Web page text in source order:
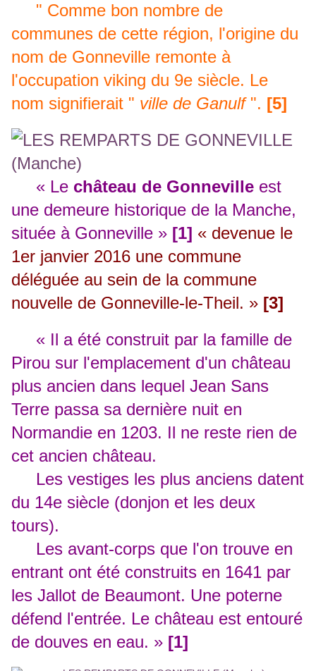
" Comme bon nombre de
communes de cette région, l'origine du
nom de Gonneville remonte à
l'occupation viking du 9e siècle. Le
nom signifierait " ville de Ganulf". [5]
« Le château de Gonneville est
une demeure historique de la Manche,
située à Gonneville » [1] « devenue le
1er janvier 2016 une commune
déléguée au sein de la commune
nouvelle de Gonneville-le-Theil. » [3]
« Il a été construit par la famille de
Pirou sur l'emplacement d'un château
plus ancien dans lequel Jean Sans
Terre passa sa dernière nuit en
Normandie en 1203. Il ne reste rien de
cet ancien château.
Les vestiges les plus anciens datent
du 14e siècle (donjon et les deux
tours).
Les avant-corps que l'on trouve en
entrant ont été construits en 1641 par
les Jallot de Beaumont. Une poterne
défend l'entrée. Le château est entouré
de douves en eau. » [1]